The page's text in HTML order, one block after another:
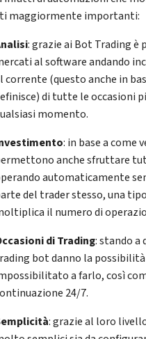
maggiormente importanti:
: grazie ai Bot Trading
al software andando
corrente (questo anche in
di tutte le occasioni
momento.
: in base a
anche sfruttare
automaticamente
del trader stesso, una
il numero di
di Trading: stando
bot danno la
a farlo, così
24/7.
: grazie al loro